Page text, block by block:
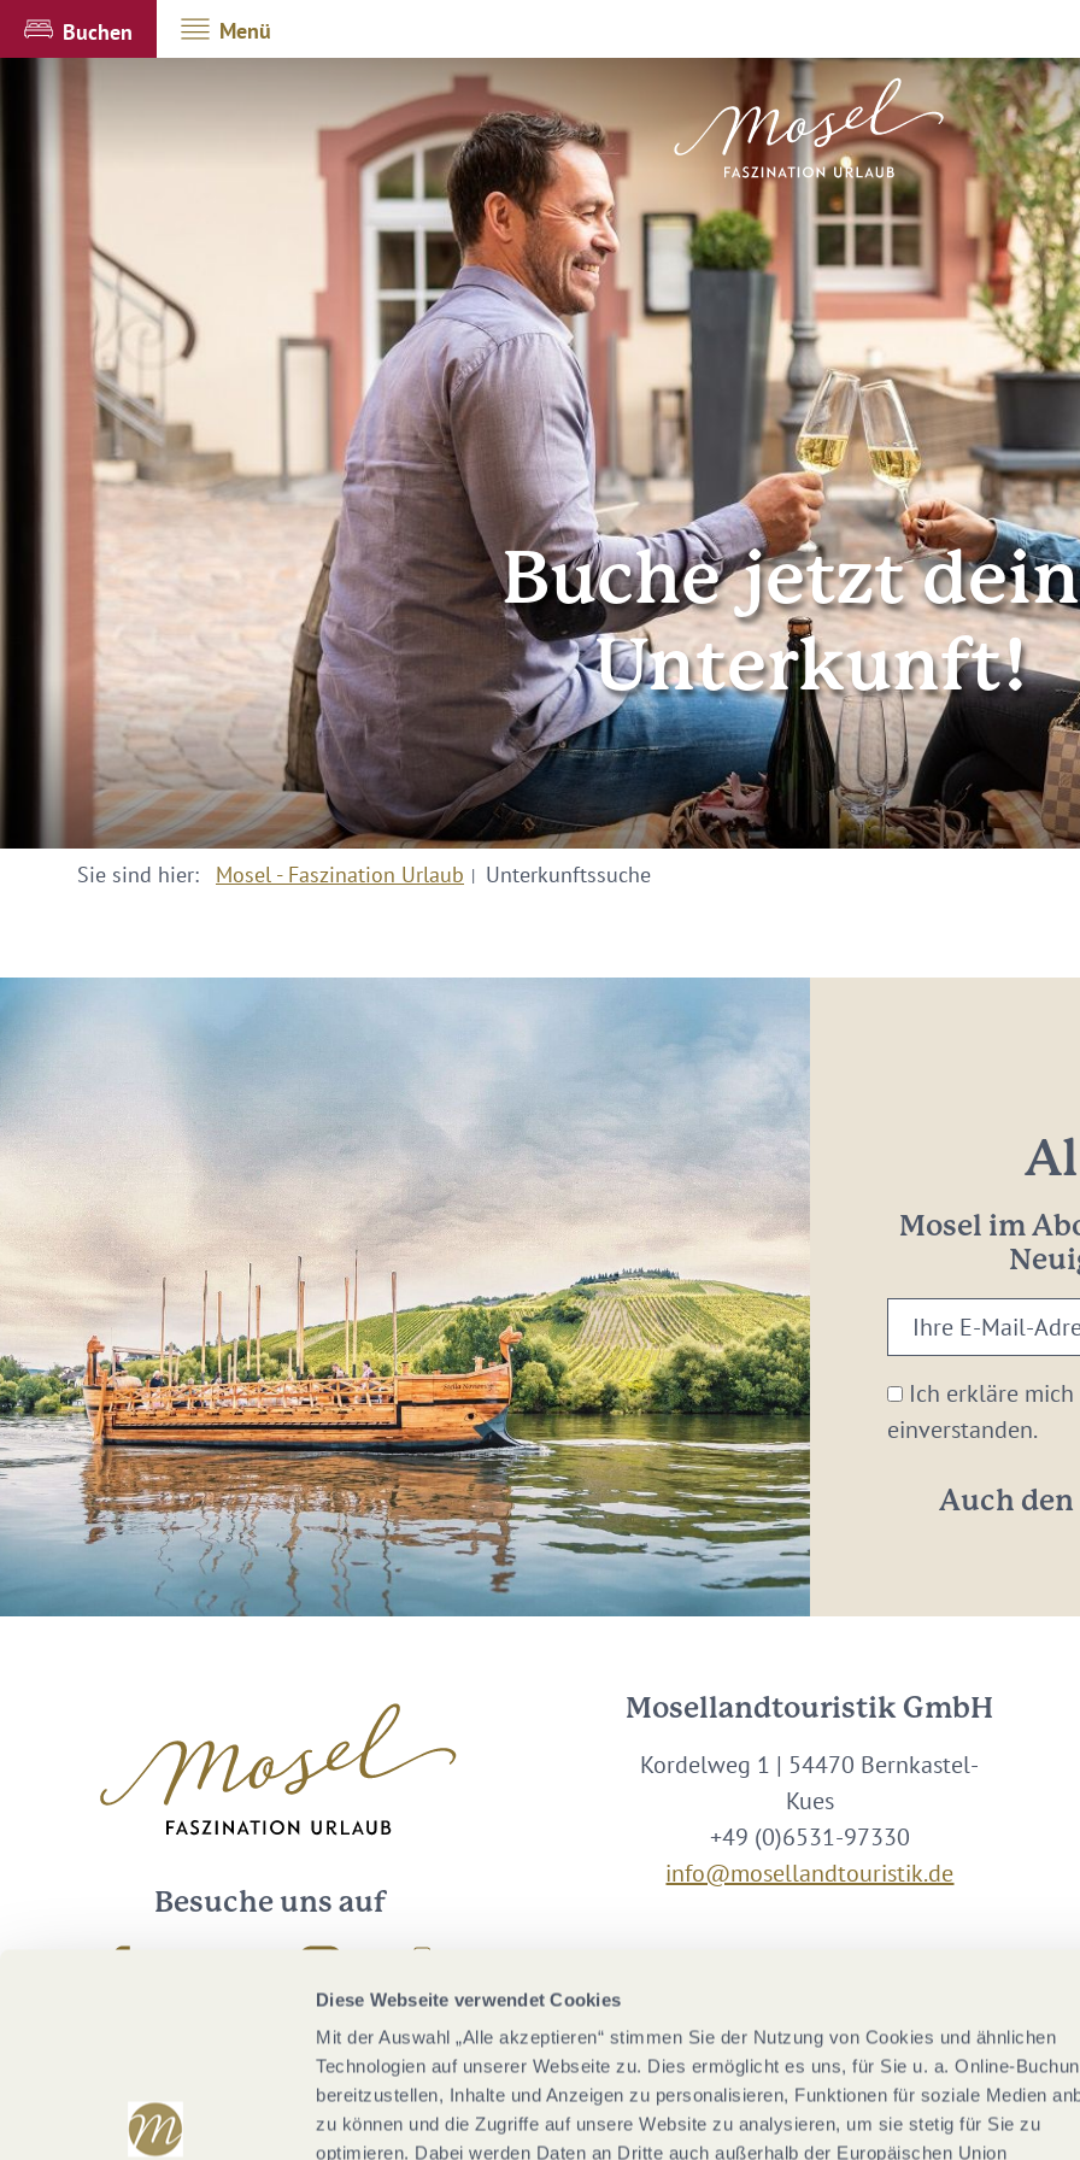
Diese Webseite verwendet Cookies
Mit der Auswahl „Alle akzeptieren“ stimmen Sie der Nutzung von Cookies und ähnlichen
Technologien auf unserer Webseite zu. Dies ermöglicht es uns, für Sie u. a. Online-
bereitzustellen, Inhalte und Anzeigen zu personalisieren, Funktionen für soziale Medien
zu können und die Zugriffe auf unsere Website zu analysieren, um sie stetig für Sie zu
optimieren. Dabei werden Daten an Dritte auch außerhalb der Europäischen Union
Buchen Menü
Buche jetzt
Unterkunft!
Sie sind hier: Mosel - Faszination Urlaub Unterkunftssuche
Mosel im
Ihre
E-
Mail-
Adresse:
Ich erkläre
einverstanden.
Auch den
Besuche uns auf
Mosellandtouristik GmbH
Kordelweg 1 | 54470 Bernkastel-
Kues
+49 (0)6531-97330
info@mosellandtouristik.de